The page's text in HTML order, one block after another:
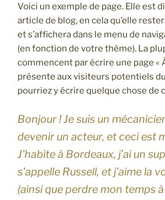
Voici un exemple de page. Elle est
article de blog, en cela qu’elle
et s’affichera dans le menu de
(en fonction de votre thème). La
commencent par écrire une page «
présente aux visiteurs potentiels
pourriez y écrire quelque chose de
Bonjour ! Je suis un
devenir un acteur, et ceci est
J’habite à Bordeaux, j’ai un
s’appelle Russell, et j’aime la
(ainsi que perdre mon temps